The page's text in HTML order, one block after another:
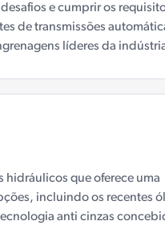
e cumprir os
de transmissões
líderes da
hidráulicos que oferece uma
incluindo os recentes
anti cinzas